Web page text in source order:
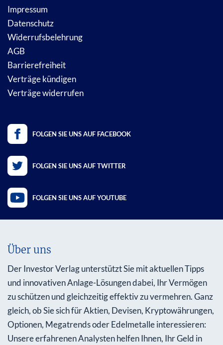
Impressum
Datenschutz
Widerrufsbelehrung
AGB
Barrierefreiheit
Verträge kündigen
Verträge widerrufen
FOLGEN SIE UNS AUF FACEBOOK
FOLGEN SIE UNS AUF TWITTER
FOLGEN SIE UNS AUF YOUTUBE
Über uns
Der Investor Verlag unterstützt Sie mit aktuellen Tipps
und innovativen Anlage-Lösungen dabei, Ihr Vermögen
zu schützen und gleichzeitig effektiv zu vermehren. Ganz
gleich, ob Sie sich für Aktien, Devisen, Kryptowährungen,
Optionen, Megatrends oder Edelmetalle interessieren:
Unsere erfahrenen Analysten helfen Ihnen, Ihr Geld in